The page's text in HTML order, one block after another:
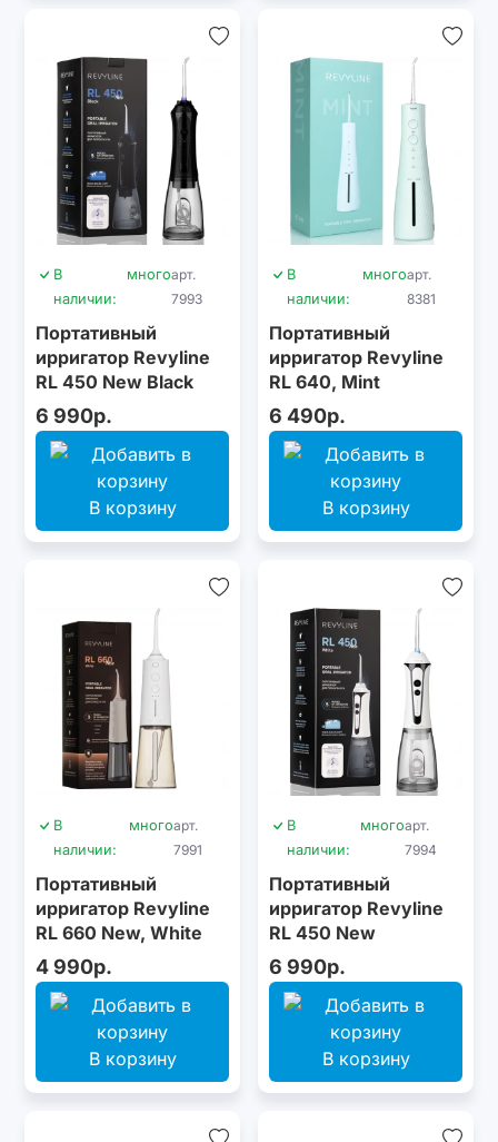
В
наличии:
многоарт.
7993
Портативный
ирригатор Revyline
RL 450 New Black
6 990р.
В корзину
В
наличии:
многоарт.
8381
Портативный
ирригатор Revyline
RL 640, Mint
6 490р.
В корзину
В
наличии:
многоарт.
7991
Портативный
ирригатор Revyline
RL 660 New, White
4 990р.
В корзину
В
наличии:
многоарт.
7994
Портативный
ирригатор Revyline
RL 450 New
6 990р.
В корзину